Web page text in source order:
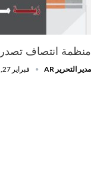
منظمة انتصاف تصدر
مدير التحرير AR فبراير 27, 2024